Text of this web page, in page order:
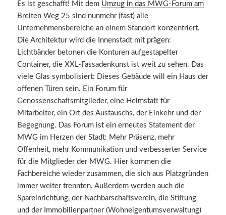
Es ist geschafft! Mit dem Umzug in das MWG-Forum am
Breiten Weg 25 sind nunmehr (fast) alle
Unternehmensbereiche an einem Standort konzentriert.
Die Architektur wird die Innenstadt mit prägen:
Lichtbänder betonen die Konturen aufgestapelter
Container, die XXL-Fassadenkunst ist weit zu sehen. Das
viele Glas symbolisiert: Dieses Gebäude will ein Haus der
offenen Türen sein. Ein Forum für
Genossenschaftsmitglieder, eine Heimstatt für
Mitarbeiter, ein Ort des Austauschs, der Einkehr und der
Begegnung. Das Forum ist ein erneutes Statement der
MWG im Herzen der Stadt: Mehr Präsenz, mehr
Offenheit, mehr Kommunikation und verbesserter Service
für die Mitglieder der MWG. Hier kommen die
Fachbereiche wieder zusammen, die sich aus Platzgründen
immer weiter trennten. Außerdem werden auch die
Spareinrichtung, der Nachbarschaftsverein, die Stiftung
und der Immobilienpartner (Wohneigentumsverwaltung)